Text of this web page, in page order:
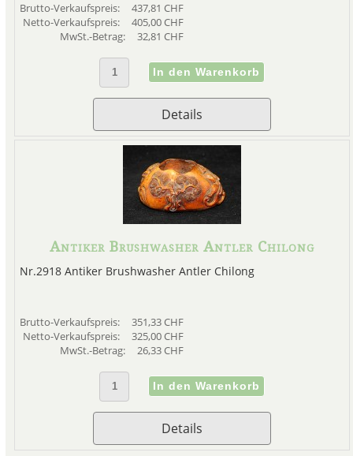
Brutto-Verkaufspreis:
437,81 CHF
Netto-Verkaufspreis:
405,00 CHF
MwSt.-Betrag:
32,81 CHF
Details
Antiker Brushwasher Antler Chilong
Nr.2918 Antiker Brushwasher Antler Chilong
Brutto-Verkaufspreis:
351,33 CHF
Netto-Verkaufspreis:
325,00 CHF
MwSt.-Betrag:
26,33 CHF
Details